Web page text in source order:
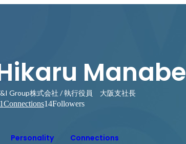
Manabe
Group株式会社 / 執行役員 大阪支社長
Connections14Followers
Personality Connections